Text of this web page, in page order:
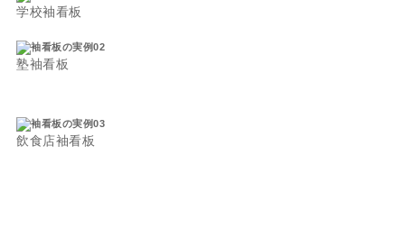
学校袖看板
塾袖看板
飲食店袖看板